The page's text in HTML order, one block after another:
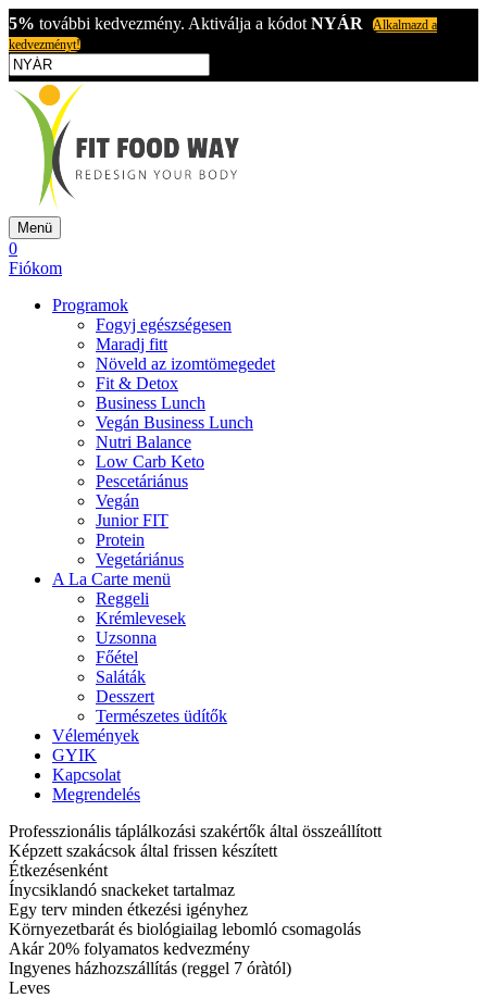
5% további kedvezmény. Aktiválja a kódot NYÁR
Alkalmazd a
kedvezményt!
Menü
0
Fiókom
Programok
Fogyj egészségesen
Maradj fitt
Növeld az izomtömegedet
Fit & Detox
Business Lunch
Vegán Business Lunch
Nutri Balance
Low Carb Keto
Pescetáriánus
Vegán
Junior FIT
Protein
Vegetáriánus
A La Carte menü
Reggeli
Krémlevesek
Uzsonna
Főétel
Saláták
Desszert
Természetes üdítők
Vélemények
GYIK
Kapcsolat
Megrendelés
Professzionális táplálkozási szakértők által összeállított
Képzett szakácsok által frissen készített
Étkezésenként
Ínycsiklandó snackeket tartalmaz
Egy terv minden étkezési igényhez
Környezetbarát és biológiailag lebomló csomagolás
Akár 20% folyamatos kedvezmény
Ingyenes házhozszállítás (reggel 7 óràtól)
Leves